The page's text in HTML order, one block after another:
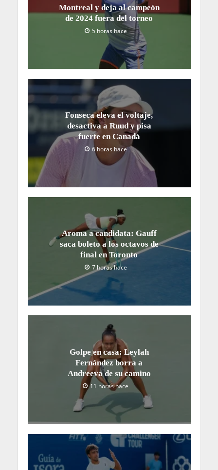
Montreal y deja al campeón
de 2024 fuera del torneo
5 horas hace
Fonseca eleva el voltaje,
desactiva a Ruud y pisa
fuerte en Canadá
6 horas hace
Aroma a candidata: Gauff
saca boleto a los octavos de
final en Toronto
7 horas hace
Golpe en casa: Leylah
Fernández borra a
Andreeva de su camino
11 horas hace